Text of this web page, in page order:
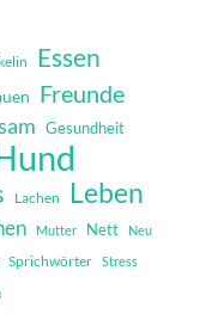
Essen
Freunde
Gesundheit
Lachen Leben
Mutter Nett Neu
Sprichwörter Stress